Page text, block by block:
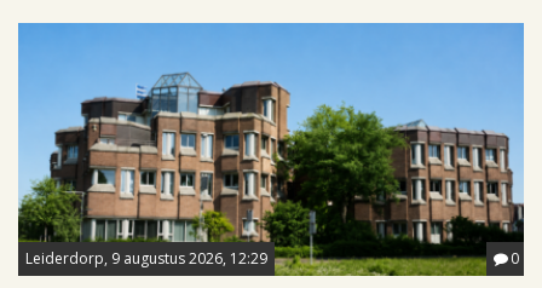
Leiderdorp, 9 augustus 2026, 12:29 0